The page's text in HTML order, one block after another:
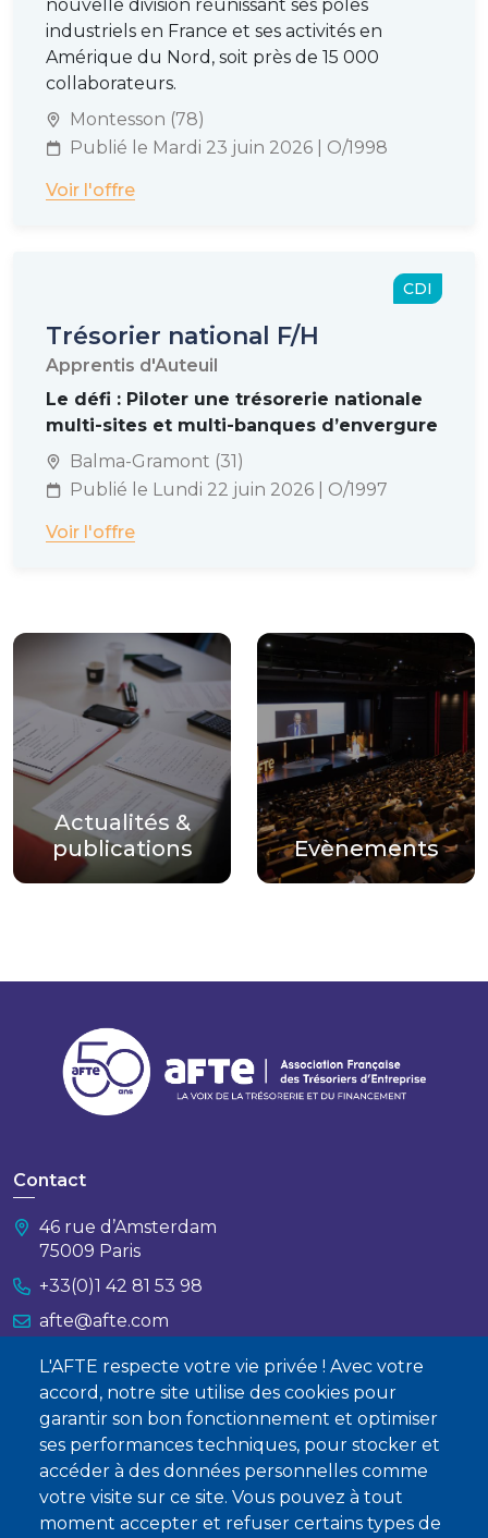
L'AFTE respecte votre vie privée ! Avec votre
accord, notre site utilise des cookies pour
garantir son bon fonctionnement et optimiser
ses performances techniques, pour stocker et
accéder à des données personnelles comme
votre visite sur ce site. Vous pouvez à tout
moment accepter et refuser certains types de
nouvelle division réunissant ses pôles
industriels en France et ses activités en
Amérique du Nord, soit près de 15 000
collaborateurs.
Montesson (78)
Publié le Mardi 23 juin 2026 | O/1998
Voir l'offre
CDI
Trésorier national F/H
Apprentis d'Auteuil
Le défi : Piloter une trésorerie nationale
multi-sites et multi-banques d’envergure
Balma-Gramont (31)
Publié le Lundi 22 juin 2026 | O/1997
Voir l'offre
Actualités &
publications
Evènements
Contact
46 rue d’Amsterdam
75009 Paris
+33(0)1 42 81 53 98
afte@afte.com
Nous contacter
À propos
Qui sommes-nous ?
Devenir membre